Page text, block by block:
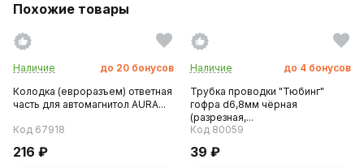
Похожие товары
Наличие до 20 бонусов
Колодка (евроразъем) ответная
часть для автомагнитол AURA...
Код 67918
216 ₽
Наличие до 4 бонусов
Трубка проводки "Тюбинг"
гофра d6,8мм чёрная
(разрезная,...
Код 80059
39 ₽